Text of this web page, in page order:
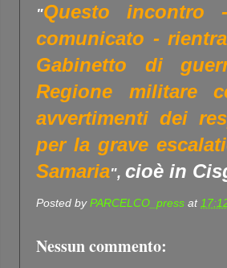
"Questo
comunicato -
Gabinetto di
Regione militare
avvertimenti dei
per la grave
Samaria", cioè in
Posted byPARCELCO_press at
Nessun commento: